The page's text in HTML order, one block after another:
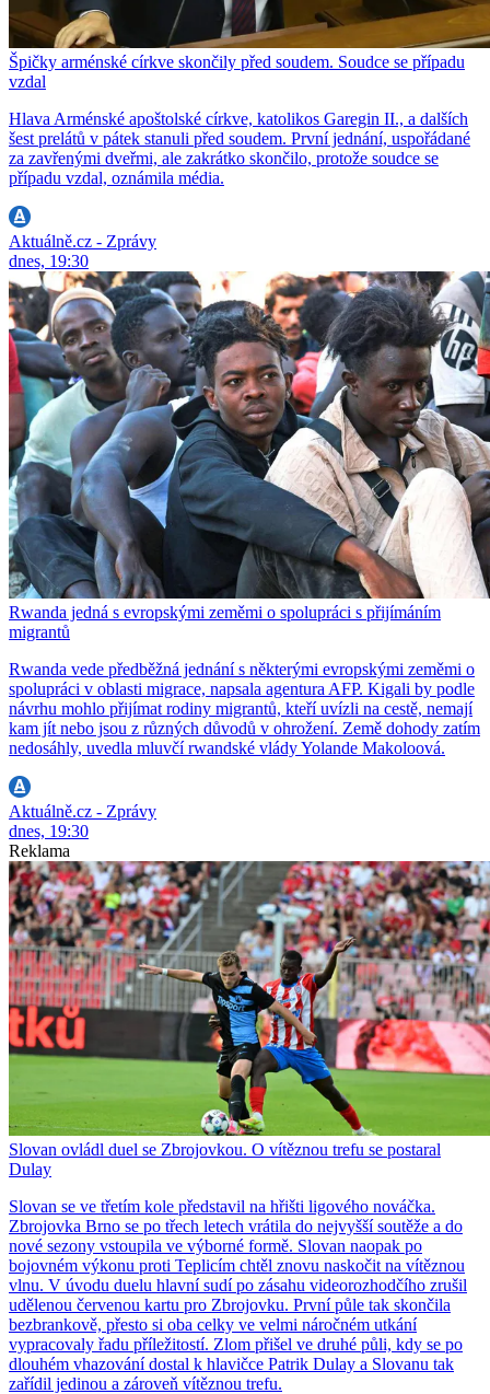
Špičky arménské církve skončily před soudem. Soudce se případu
vzdal
Hlava Arménské apoštolské církve, katolikos Garegin II., a dalších
šest prelátů v pátek stanuli před soudem. První jednání, uspořádané
za zavřenými dveřmi, ale zakrátko skončilo, protože soudce se
případu vzdal, oznámila média.
Aktuálně.cz - Zprávy
dnes, 19:30
Rwanda jedná s evropskými zeměmi o spolupráci s přijímáním
migrantů
Rwanda vede předběžná jednání s některými evropskými zeměmi o
spolupráci v oblasti migrace, napsala agentura AFP. Kigali by podle
návrhu mohlo přijímat rodiny migrantů, kteří uvízli na cestě, nemají
kam jít nebo jsou z různých důvodů v ohrožení. Země dohody zatím
nedosáhly, uvedla mluvčí rwandské vlády Yolande Makoloová.
Aktuálně.cz - Zprávy
dnes, 19:30
Reklama
Slovan ovládl duel se Zbrojovkou. O vítěznou trefu se postaral
Dulay
Slovan se ve třetím kole představil na hřišti ligového nováčka.
Zbrojovka Brno se po třech letech vrátila do nejvyšší soutěže a do
nové sezony vstoupila ve výborné formě. Slovan naopak po
bojovném výkonu proti Teplicím chtěl znovu naskočit na vítěznou
vlnu. V úvodu duelu hlavní sudí po zásahu videorozhodčího zrušil
udělenou červenou kartu pro Zbrojovku. První půle tak skončila
bezbrankově, přesto si oba celky ve velmi náročném utkání
vypracovaly řadu příležitostí. Zlom přišel ve druhé půli, kdy se po
dlouhém vhazování dostal k hlavičce Patrik Dulay a Slovanu tak
zařídil jedinou a zároveň vítěznou trefu.